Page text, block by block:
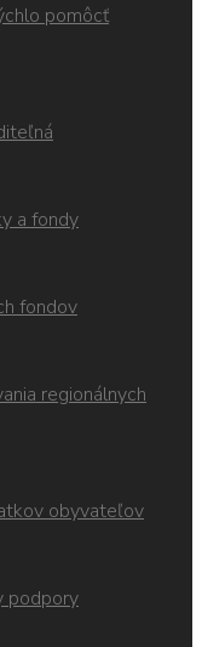
pomôcť
a fondy
fondov
regionálnych
obyvateľov
podpory